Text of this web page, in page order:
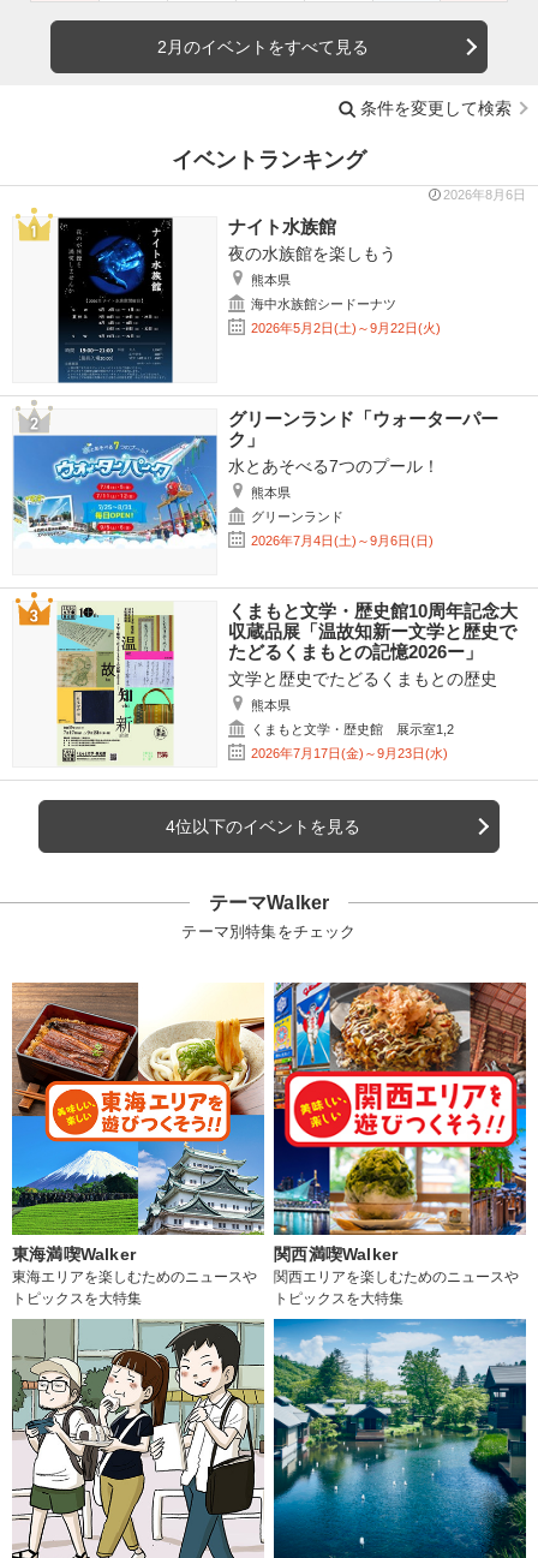
2月のイベントをすべて見る
条件を変更して検索
イベントランキング
2026年8月6日
ナイト水族館
夜の水族館を楽しもう
熊本県
海中水族館シードーナツ
2026年5月2日(土)～9月22日(火)
グリーンランド「ウォーターパー
ク」
水とあそべる7つのプール！
熊本県
グリーンランド
2026年7月4日(土)～9月6日(日)
くまもと文学・歴史館10周年記念大
収蔵品展「温故知新ー文学と歴史で
たどるくまもとの記憶2026ー」
文学と歴史でたどるくまもとの歴史
熊本県
くまもと文学・歴史館 展示室1,2
2026年7月17日(金)～9月23日(水)
4位以下のイベントを見る
テーマWalker
テーマ別特集をチェック
東海満喫Walker
東海エリアを楽しむためのニュースや
トピックスを大特集
関西満喫Walker
関西エリアを楽しむためのニュースや
トピックスを大特集